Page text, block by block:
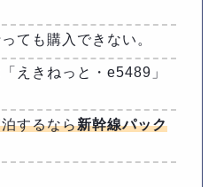
ても購入できない。
えきねっと・e5489」
するなら新幹線パック